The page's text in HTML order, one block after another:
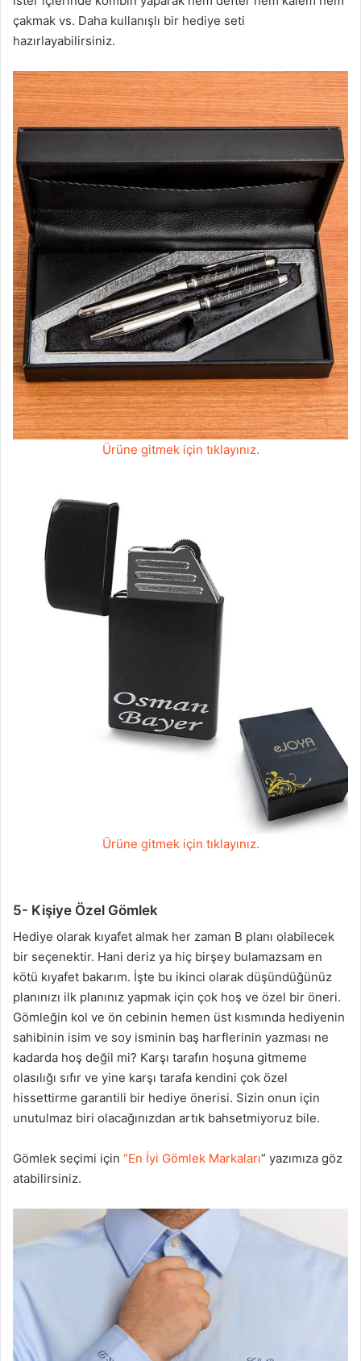
çakmak vs. Daha kullanışlı bir hediye seti
hazırlayabilirsiniz.
Ürüne gitmek için tıklayınız.
Ürüne gitmek için tıklayınız.
5- Kişiye Özel Gömlek
Hediye olarak kıyafet almak her zaman B planı olabilecek
bir seçenektir. Hani deriz ya hiç birşey bulamazsam en
kötü kıyafet bakarım. İşte bu ikinci olarak düşündüğünüz
planınızı ilk planınız yapmak için çok hoş ve özel bir öneri.
Gömleğin kol ve ön cebinin hemen üst kısmında hediyenin
sahibinin isim ve soy isminin baş harflerinin yazması ne
kadarda hoş değil mi? Karşı tarafın hoşuna gitmeme
olasılığı sıfır ve yine karşı tarafa kendini çok özel
hissettirme garantili bir hediye önerisi. Sizin onun için
unutulmaz biri olacağınızdan artık bahsetmiyoruz bile.
Gömlek seçimi için “En İyi Gömlek Markaları” yazımıza göz
atabilirsiniz.